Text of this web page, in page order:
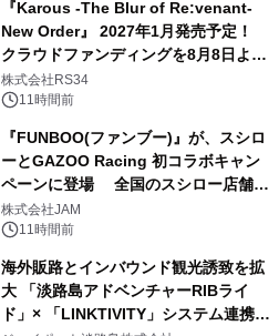
『Karous -The Blur of Re:venant-
New Order』 2027年1月発売予定！
クラウドファンディングを8月8日より
開始
株式会社RS34
11時間前
『FUNBOO(ファンブー)』が、スシロ
ーとGAZOO Racing 初コラボキャン
ペーンに登場 全国のスシロー店舗で
GR 4車種の FUNBOO(ミニカー)付き
メニューが展開されます
株式会社JAM
11時間前
海外販路とインバウンド観光誘致を拡
大 「淡路島アドベンチャーRIBライ
ド」× 「LINKTIVITY」システム連携を